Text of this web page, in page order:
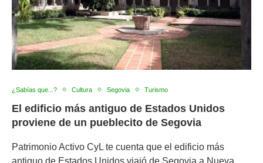
¿Sabías que...? Cultura Segovia Turismo
El edificio más antiguo de Estados Unidos
proviene de un pueblecito de Segovia
Patrimonio Activo CyL te cuenta que el edificio más
antiguo de Estados Unidos viajó de Segovia a Nueva